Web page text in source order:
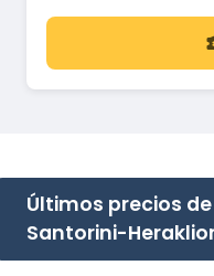
Últimos precios
Santorini-